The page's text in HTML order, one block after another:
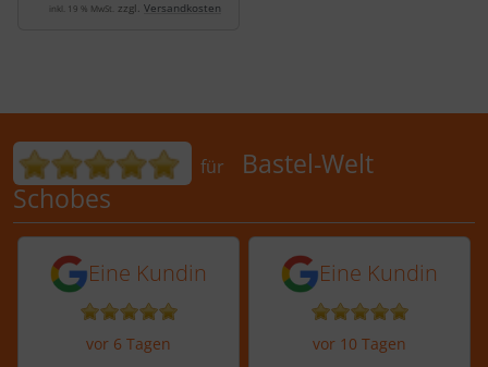
inkl. 19 % MwSt. zzgl. Versandkosten
Bewertungen für Bastel-Welt
für
Bastel-Welt
Schobes
5 von 5 Sternen von einer Kundin vor
Eine Kundin
vor 6 Tagen
5 von 5 Sternen
Eine Kundin
vor 10 Tagen